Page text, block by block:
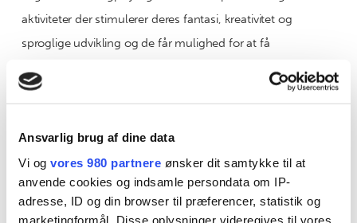
Ansvarlig brug af dine data
Vi og vores 980 partnere ønsker dit samtykke til at
anvende cookies og indsamle persondata om IP-
adresse, ID og din browser til præferencer, statistik og
marketingformål. Disse oplysninger videregives til vores
aktiviteter der stimulerer deres fantasi, kreativitet og
sproglige udvikling og de får mulighed for at få
de kan magte og rumme på dagen. Det kan være her i
hjemmet, på cykeltur i skoven, besøge kollegaer,
legepladser eller noget helt andet. For mig har udelivet en
stor betydning og jeg elsker at se børnene udfolde sig i